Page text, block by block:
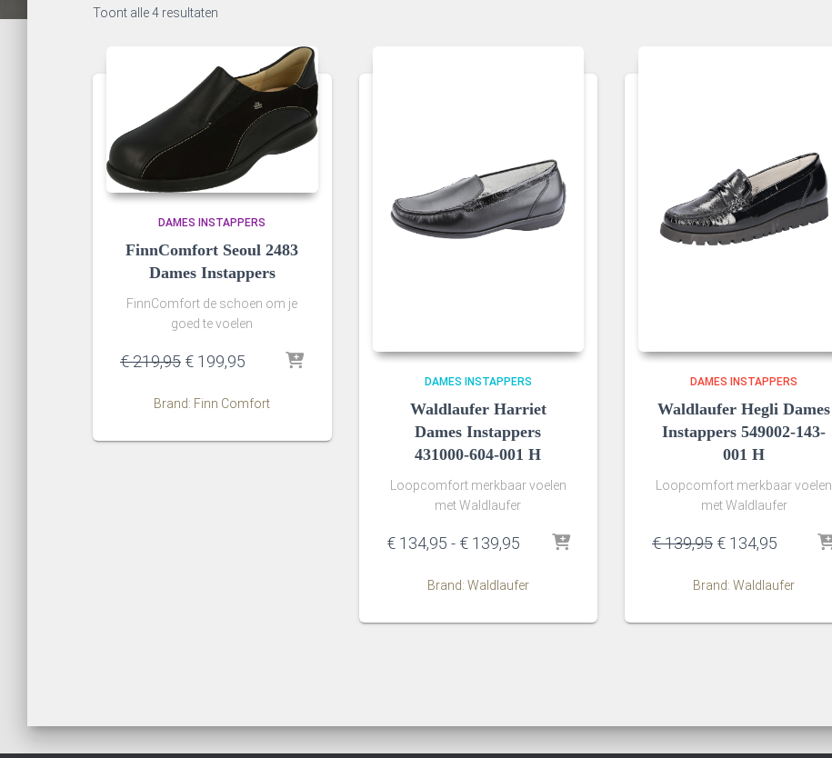
Toont alle 4 resultaten
DAMES INSTAPPERS
FinnComfort Seoul 2483
Dames Instappers
FinnComfort de schoen om je
goed te voelen
€219,95 Oorspronkelijke
was:
€ 199,95 Huidige
is:
Brand: Finn Comfort
DAMES INSTAPPERS
Waldlaufer Harriet
Dames Instappers
431000-604-001 H
Loopcomfort merkbaar voelen
met Waldlaufer
€134,95 - €139,95Prijsklasse:
tot
Brand: Waldlaufer
DAMES INSTAPPERS
Waldlaufer Hegli Dames
Instappers 549002-143-
001 H
Loopcomfort merkbaar voelen
met Waldlaufer
€139,95 Oorspronkelijke
was:
€ 134,95 Huidige
is:
Brand: Waldlaufer